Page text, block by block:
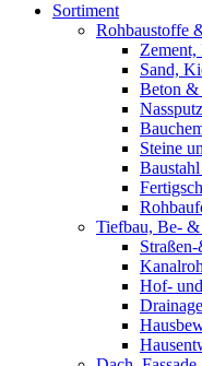
Sortiment
Rohbaustoffe
Sand,
Beton &
Nassputz
Steine
Tiefbau, Be-
Hof-